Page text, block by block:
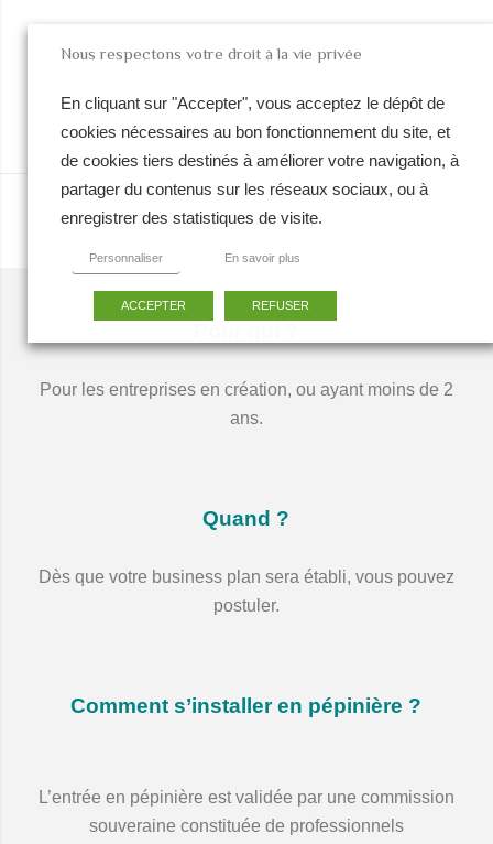
de restauration…En pépinière, il y a plein de petit services dont
vous ne pourrez plus vous passer.
Pour les entreprises en création, ou ayant moins de 2
ans.
Quand ?
Dès que votre business plan sera établi, vous pouvez
postuler.
Comment s’installer en pépinière ?
L’entrée en pépinière est validée par une commission
souveraine constituée de professionnels
Nous respectons votre droit à la vie privée
En cliquant sur "Accepter", vous acceptez le dépôt de
cookies nécessaires au bon fonctionnement du site, et
de cookies tiers destinés à améliorer votre navigation, à
partager du contenus sur les réseaux sociaux, ou à
enregistrer des statistiques de visite.
Personnaliser En savoir plus
ACCEPTER REFUSER